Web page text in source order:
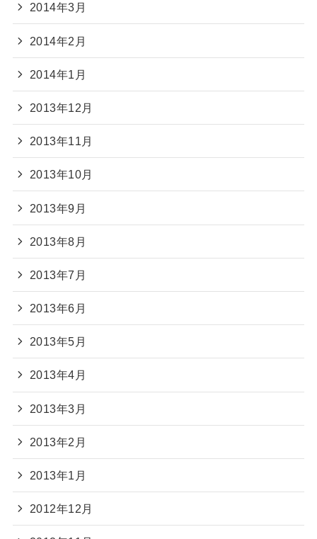
2014年3月
2014年2月
2014年1月
2013年12月
2013年11月
2013年10月
2013年9月
2013年8月
2013年7月
2013年6月
2013年5月
2013年4月
2013年3月
2013年2月
2013年1月
2012年12月